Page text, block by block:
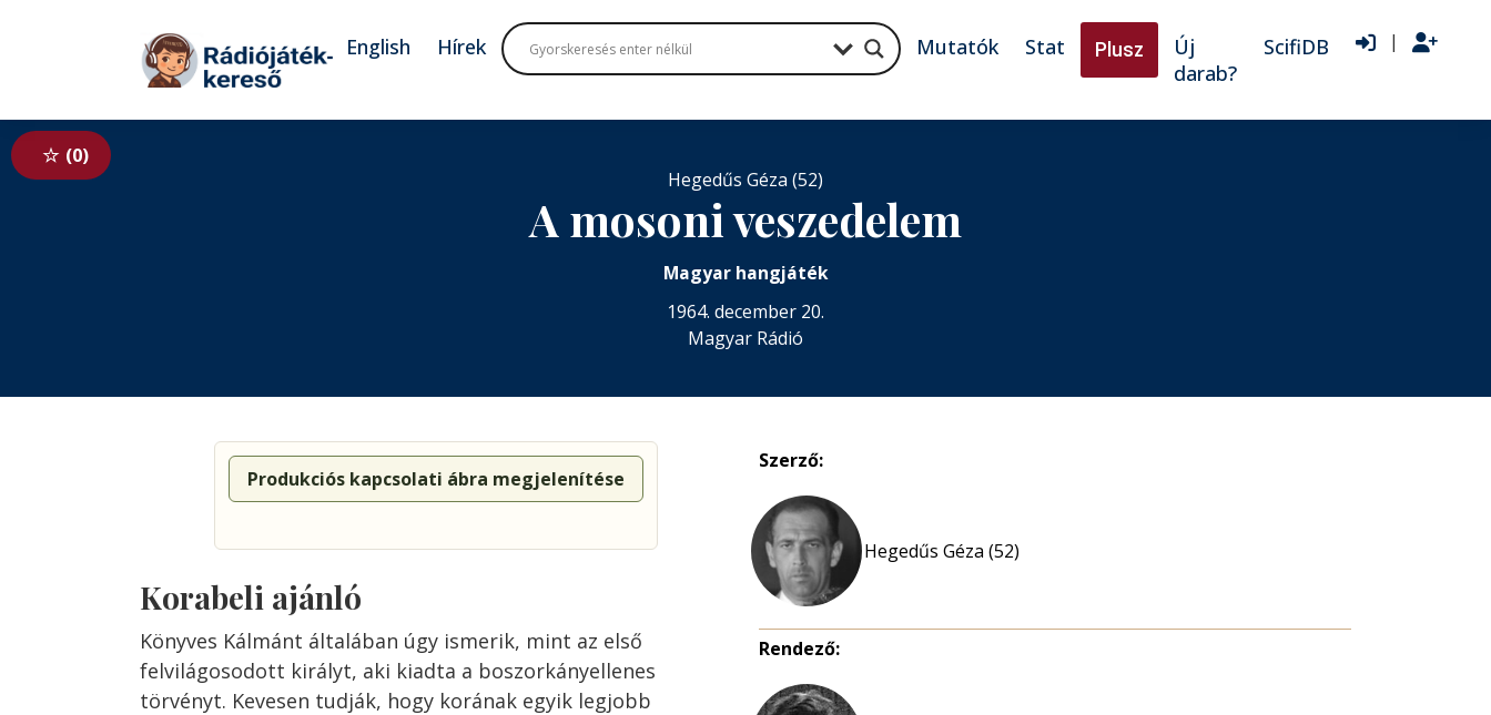
Tovább a tartalomhoz
English Hírek Mutatók Stat Plusz
Új
darab?
ScifiDB |
0
Hegedűs Géza (52)
A mosoni veszedelem
Magyar hangjáték
1964. december 20.
Magyar Rádió
Produkciós kapcsolati ábra megjelenítése
Korabeli ajánló
Könyves Kálmánt általában úgy ismerik, mint az első
felvilágosodott királyt, aki kiadta a boszorkányellenes
törvényt. Kevesen tudják, hogy korának egyik legjobb
Szerző:
Hegedűs Géza (52)
Rendező: